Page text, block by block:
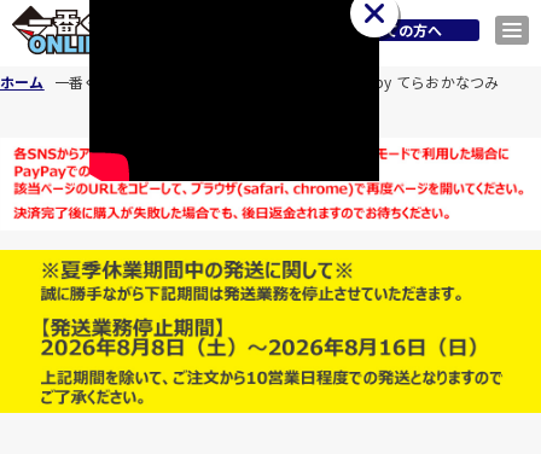
初めての方へ
ホーム 一番くじちょこっと いぬとの暮らし illustration by てらおかなつみ